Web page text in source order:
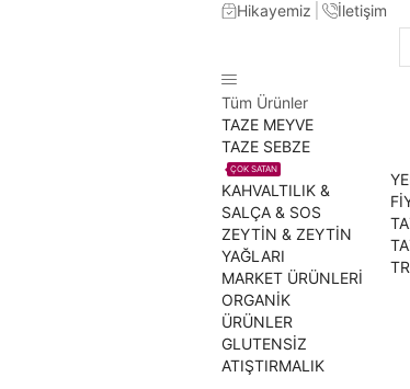
Hikayemiz İletişim
Tüm Ürünler
TAZE MEYVE
TAZE SEBZE
ÇOK SATAN
KAHVALTILIK &
SALÇA & SOS
ZEYTİN & ZEYTİN
YAĞLARI
MARKET ÜRÜNLERİ
ORGANİK
ÜRÜNLER
GLUTENSİZ
ATIŞTIRMALIK